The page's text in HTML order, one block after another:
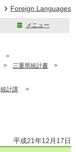
Foreign Languages
メニュー
>
> 三重県統計書 >
統計課 >
平成21年12月17日